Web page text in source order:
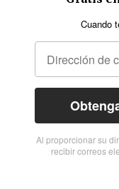
Cuando
Al proporcionar su
recibir correos